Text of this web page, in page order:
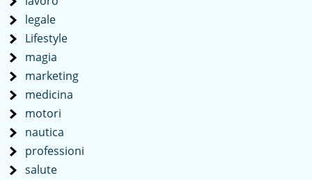
legale
Lifestyle
magia
marketing
medicina
motori
nautica
professioni
salute